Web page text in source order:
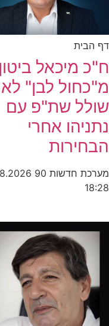
ביטון
לבן" לא
שת"פ עם
אחרי
חדשות 90
07.08.2026